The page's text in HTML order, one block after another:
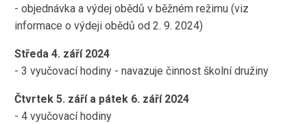
- objednávka a výdej obědů v běžném režimu (viz
informace o výdeji obědů od 2. 9. 2024)
Středa 4. září 2024
- 3 vyučovací hodiny - navazuje činnost školní družiny
Čtvrtek 5. září a pátek 6. září 2024
- 4 vyučovací hodiny